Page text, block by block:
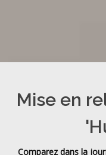
Mise en
Comparez dans la